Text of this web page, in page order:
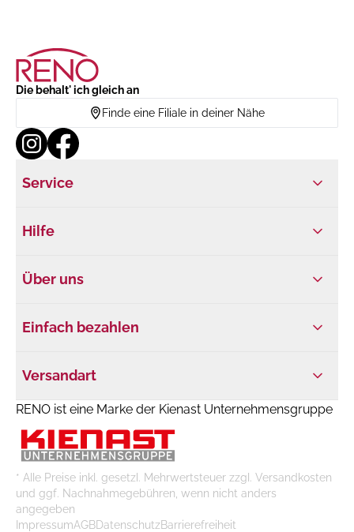
Die behalt' ich gleich an
Finde eine Filiale in deiner Nähe
Service
Hilfe
Über uns
Einfach bezahlen
Versandart
RENO ist eine Marke der Kienast Unternehmensgruppe
* Alle Preise inkl. gesetzl. Mehrwertsteuer zzgl. Versandkosten
und ggf. Nachnahmegebühren, wenn nicht anders
angegeben
ImpressumAGBDatenschutzBarrierefreiheit